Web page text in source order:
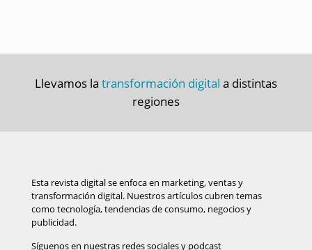
Llevamos la transformación digital a distintas
regiones
Esta revista digital se enfoca en marketing, ventas y
transformación digital. Nuestros artículos cubren temas
como tecnología, tendencias de consumo, negocios y
publicidad.
Síguenos en nuestras redes sociales y podcast